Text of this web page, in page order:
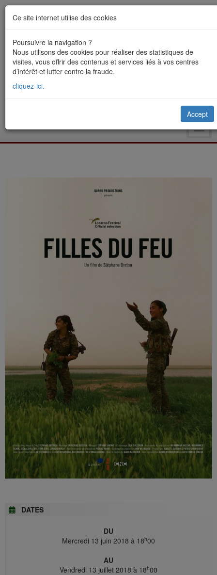
DATES
DU
Mercredi 13 juin 2018 à 18h00
AU
Vendredi 13 juillet 2018 à 18h00
Ce site internet utilise des cookies
Poursuivre la navigation ?
Nous utilisons des cookies pour réaliser des statistiques de
visites, vous offrir des contenus et services liés à vos centres
d’intérêt et lutter contre la fraude.
cliquez-ici.
Accept